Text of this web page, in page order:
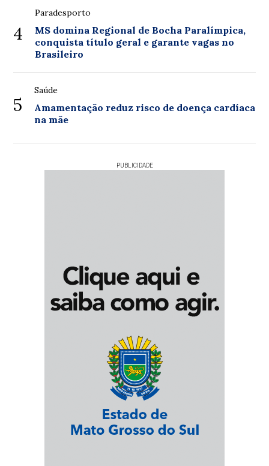
4
Paradesporto
MS domina Regional de Bocha Paralímpica,
conquista título geral e garante vagas no
Brasileiro
5
Saúde
Amamentação reduz risco de doença cardíaca
na mãe
PUBLICIDADE